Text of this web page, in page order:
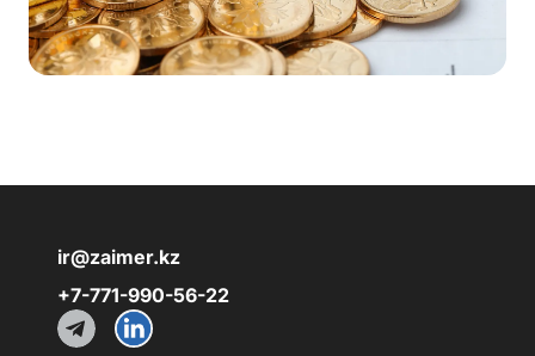
ir@zaimer.kz
+7-771-990-56-22